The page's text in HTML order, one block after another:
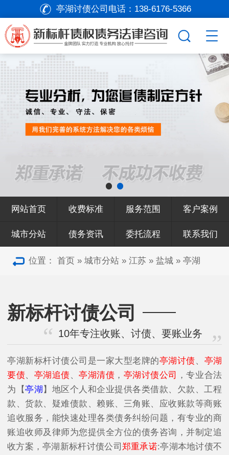
亭湖讨债公司电话： 138-6176-5366
网站首页 收费标准 服务范围 客户案例
城市分站 债务资讯 委托流程 联系我们
位置： 首页 » 城市分站 » 江苏 » 盐城 » 亭湖
新标杆讨债公司
10年专注收账、讨债、要账业务
亭湖新标杆讨债公司是一家大型老牌的亭湖讨债
亭湖
要债
亭湖追债 、亭湖清债 ， 亭湖讨债公司
，专业合法
为【亭湖 】地区个人和企业提供各类借款、欠款、工程
款、货款、疑难债款、赖账、三角账、应收账款等商账
追收服务，能快速处理各类债务纠纷问题，有专业的商
账追收师及律师为您提供全方位的债务咨询，并制定追
收方案，亭湖新标杆讨债公司 郑重承诺:亭湖本地讨债不